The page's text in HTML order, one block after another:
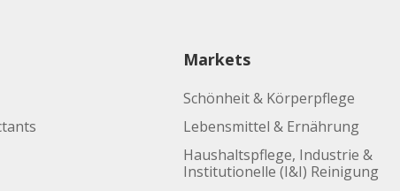
Markets
Schönheit & Körperpflege
Lebensmittel & Ernährung
Haushaltspflege, Industrie &
Institutionelle (I&I) Reinigung